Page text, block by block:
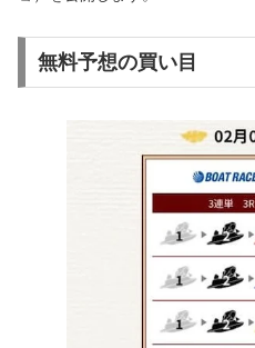
無料予想の買い目